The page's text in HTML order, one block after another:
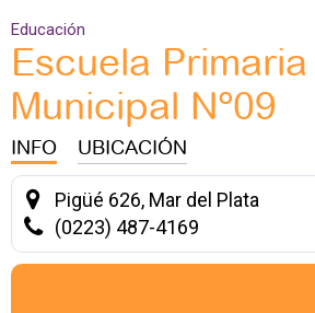
Educación
Escuela Primaria
Municipal Nº09
INFO UBICACIÓN
Pigüé 626, Mar del Plata
(0223) 487-4169